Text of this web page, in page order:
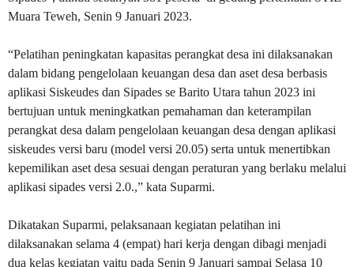
Muara Teweh, Senin 9 Januari 2023.
“Pelatihan peningkatan kapasitas perangkat desa ini dilaksanakan
dalam bidang pengelolaan keuangan desa dan aset desa berbasis
aplikasi Siskeudes dan Sipades se Barito Utara tahun 2023 ini
bertujuan untuk meningkatkan pemahaman dan keterampilan
perangkat desa dalam pengelolaan keuangan desa dengan aplikasi
siskeudes versi baru (model versi 20.05) serta untuk menertibkan
kepemilikan aset desa sesuai dengan peraturan yang berlaku melalui
aplikasi sipades versi 2.0.,” kata Suparmi.
Dikatakan Suparmi, pelaksanaan kegiatan pelatihan ini
dilaksanakan selama 4 (empat) hari kerja dengan dibagi menjadi
dua kelas kegiatan yaitu pada Senin 9 Januari sampai Selasa 10